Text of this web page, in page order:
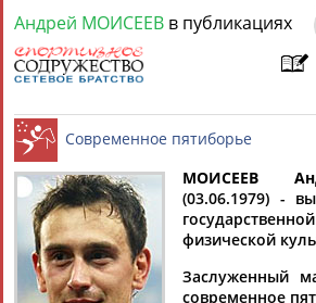
7 августа
СПОРТСМЕНЫ, ТРЕНЕРЫ И
Найдено: 1персона
Андрей МОИСЕЕВ в публикациях
Современное
МОИСЕЕВ
(03.06.1979) -
физической
Заслуженный
современное